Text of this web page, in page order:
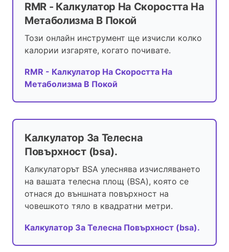
RMR - Калкулатор На Скоростта На
Метаболизма В Покой
Този онлайн инструмент ще изчисли колко
калории изгаряте, когато почивате.
RMR - Калкулатор На Скоростта На
Метаболизма В Покой
Калкулатор За Телесна
Повърхност (bsa).
Калкулаторът BSA улеснява изчисляването
на вашата телесна площ (BSA), която се
отнася до външната повърхност на
човешкото тяло в квадратни метри.
Калкулатор За Телесна Повърхност (bsa).